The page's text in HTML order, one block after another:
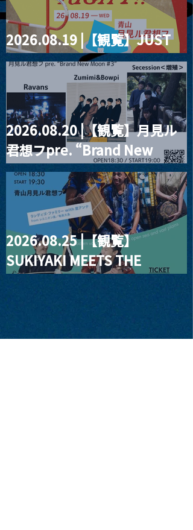
2026.08.19 |【観覧】JUST
RIGHT!! vol.27
2026.08.20 |【観覧】月見ル
君想フpre. “Brand New
Moon #3”
2026.08.25 |【観覧】
SUKIYAKI MEETS THE
WORLD presentsLINDIGO
ODUCHU modern voices
from open sea and vast